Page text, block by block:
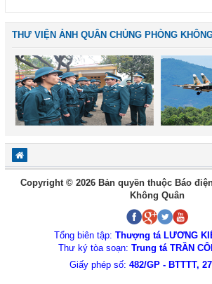
THƯ VIỆN ẢNH QUÂN CHỦNG PHÒNG
Copyright © 2026 Bản quyền thuộc Báo
Không Quân
Tổng biên tập: Thượng tá LƯƠNG
Thư ký tòa soạn: Trung tá TRẦN
Giấy phép số: 482/GP - BTTTT,